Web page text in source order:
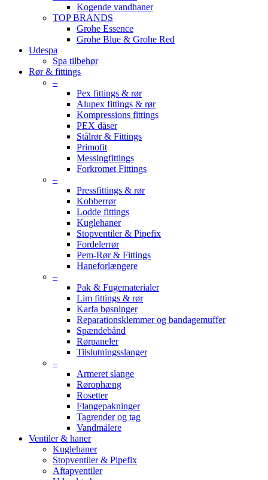
Kogende vandhaner
TOP BRANDS
Grohe Essence
Grohe Blue & Grohe Red
Udespa
Spa tilbehør
Rør & fittings
–
Pex fittings & rør
Alupex fittings & rør
Kompressions fittings
PEX dåser
Stålrør & Fittings
Primofit
Messingfittings
Forkromet Fittings
–
Pressfittings & rør
Kobberrør
Lodde fittings
Kuglehaner
Stopventiler & Pipefix
Fordelerrør
Pem-Rør & Fittings
Haneforlængere
–
Pak & Fugematerialer
Lim fittings & rør
Karfa bøsninger
Reparationsklemmer og bandagemuffer
Spændebånd
Rørpaneler
Tilslutningsslanger
–
Armeret slange
Rørophæng
Rosetter
Flangepakninger
Tagrender og tag
Vandmålere
Ventiler & haner
Kuglehaner
Stopventiler & Pipefix
Aftapventiler